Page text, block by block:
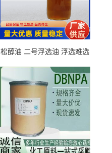
松醇油 二号浮选油 浮选难选
石墨矿